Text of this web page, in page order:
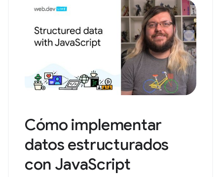
Cómo implementar
datos estructurados
con JavaScript